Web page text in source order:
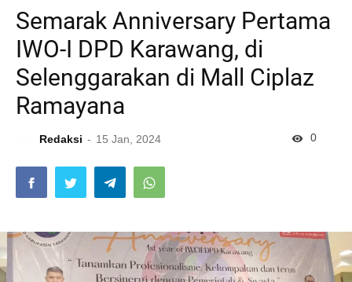
Semarak Anniversary Pertama
IWO-I DPD Karawang, di
Selenggarakan di Mall Ciplaz
Ramayana
Redaksi 15 Jan, 2024 0